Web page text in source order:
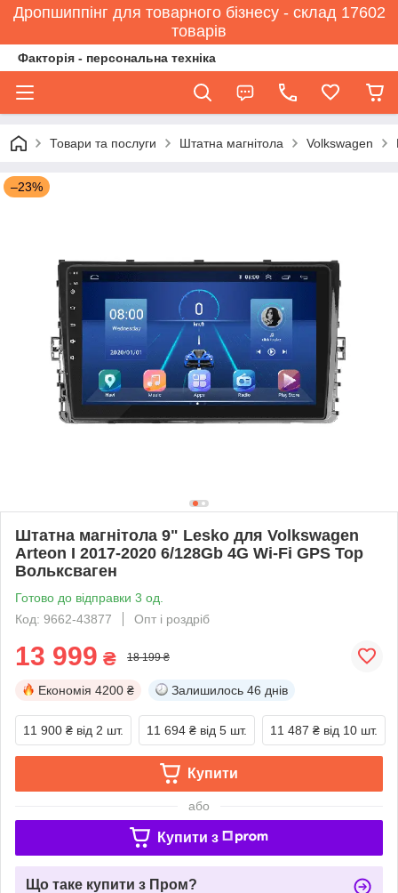
Дропшиппінг для товарного бізнесу - склад 17602
товарів
Факторія - персональна техніка
Товари та послуги Штатна магнітола Volkswagen
–23%
Штатна магнітола 9" Lesko для Volkswagen
Arteon I 2017-2020 6/128Gb 4G Wi-Fi GPS Top
Вольксваген
Готово до відправки 3 од.
Код: 9662-43877
Опт і роздріб
13 999 ₴ 18 199 ₴
Економія 4200 ₴ Залишилось 46 днів
11 900 ₴ від 2 шт. 11 694 ₴ від 5 шт. 11 487 ₴ від 10 шт.
Купити
або
Купити з
Що таке купити з Пром?